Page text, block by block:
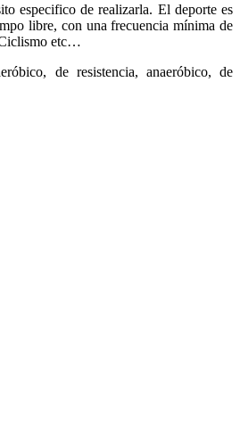
especifico de realizarla. El deporte es
libre, con una frecuencia mínima de
Ciclismo etc…
de resistencia, anaeróbico, de